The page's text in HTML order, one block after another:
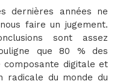
dernières années ne
faire un jugement.
sont assez
que 80 % des
composante digitale et
radicale du monde du